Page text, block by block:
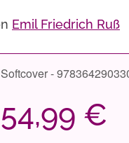
Emil Friedrich Ruß
Softcover -
54,99 €